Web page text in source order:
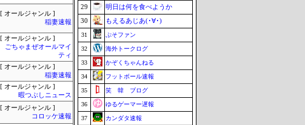
[ オールジャンル ]
稲妻速報
[ オールジャンル ]
ごちゃまぜオールマイ
ティ
[ オールジャンル ]
稲妻速報
[ オールジャンル ]
暇つぶしニュース
[ オールジャンル ]
コロッケ速報
29
明日は何を食べようか
30
もえるあじあ(･∀･)
31 ぷそファン
32 海外トークログ
33 かぞくちゃんねる
34 フットボール速報
35 笑 韓 ブログ
36 ゆるゲーマー遅報
37 カンダタ速報